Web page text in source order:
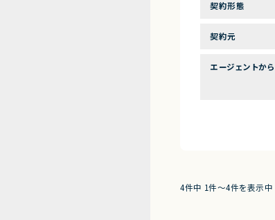
契約形態
契約元
エージェントから
4件中 1件〜4件を表示中